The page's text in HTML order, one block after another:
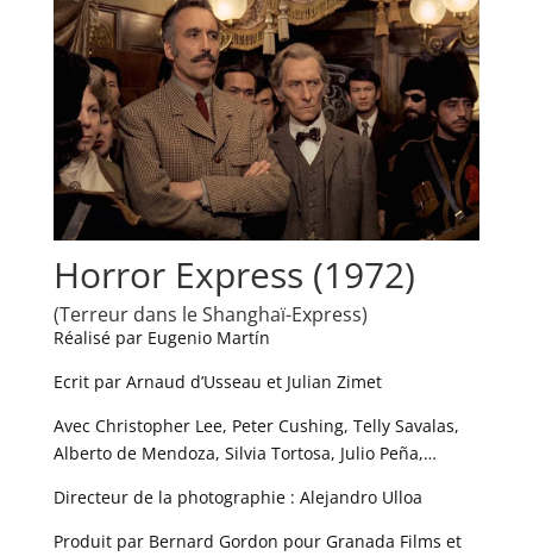
Horror Express (1972)
(Terreur dans le Shanghaï-Express)
Réalisé par Eugenio Martín
Ecrit par Arnaud d’Usseau et Julian Zimet
Avec Christopher Lee, Peter Cushing, Telly Savalas,
Alberto de Mendoza, Silvia Tortosa, Julio Peña,…
Directeur de la photographie : Alejandro Ulloa
Produit par Bernard Gordon pour Granada Films et